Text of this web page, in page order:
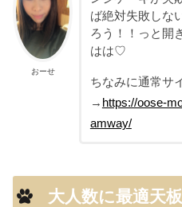
おーせ
ば絶対失敗しな
ろう！！っと開
はは♡
ちなみに通常サ
→ https://oose-
amway/
大人数に最適天